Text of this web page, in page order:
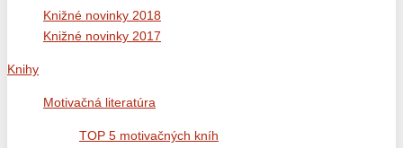
Knižné novinky 2018
Knižné novinky 2017
Knihy
Motivačná literatúra
TOP 5 motivačných kníh